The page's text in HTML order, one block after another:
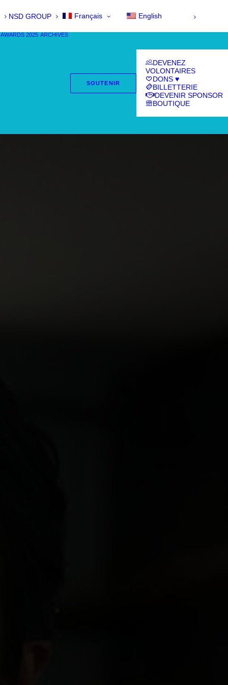
NSD GROUP Français English
2025 ARCHIVES
SOUTENIR
DEVENEZ
VOLONTAIRES
DONS ♥
BILLETTERIE
DEVENIR SPONSOR
BOUTIQUE